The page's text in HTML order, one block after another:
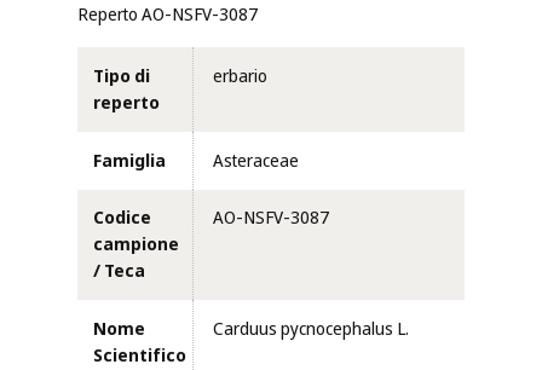
Reperto AO-NSFV-3087
Tipo di
reperto
erbario
Famiglia Asteraceae
Codice
campione
/ Teca
AO-NSFV-3087
Nome
Scientifico
Carduus pycnocephalus L.